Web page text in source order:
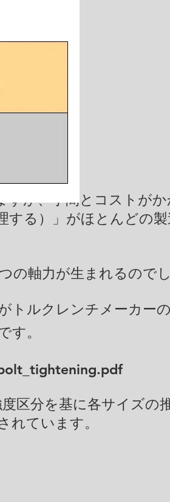
すが、手間とコストが
する）」がほとんどの
の軸力が生まれるので
トルクレンチメーカー
。
区分を基に各サイズの
れています。